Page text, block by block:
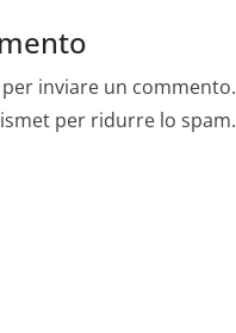
per inviare un commento.
per ridurre lo spam.